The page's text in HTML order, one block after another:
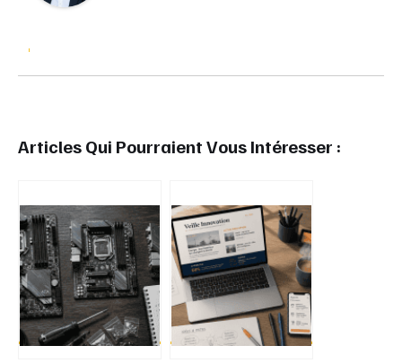
Articles Qui Pourraient Vous Intéresser :